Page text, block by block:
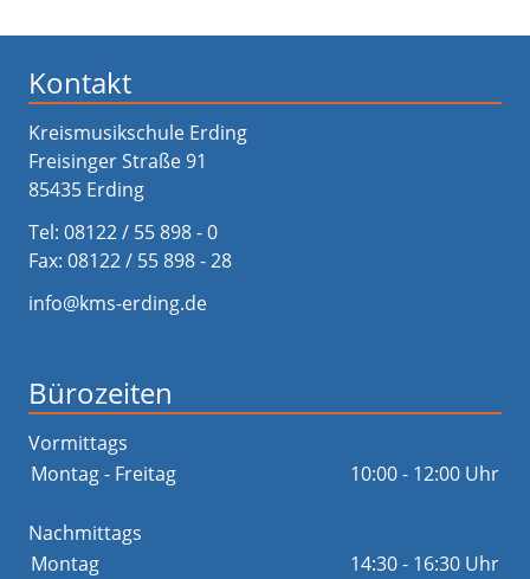
Kontakt
Kreismusikschule Erding
Freisinger Straße 91
85435 Erding
Tel: 08122 / 55 898 - 0
Fax: 08122 / 55 898 - 28
info@kms-erding.de
Bürozeiten
Vormittags
Montag - Freitag
10:00 - 12:00 Uhr
Nachmittags
Montag
14:30 - 16:30 Uhr